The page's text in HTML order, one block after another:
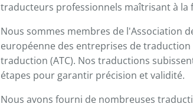
traducteurs professionnels maîtrisant à la
Nous sommes membres de l'Association
européenne des entreprises de traduction
traduction (ATC). Nos traductions
étapes pour garantir précision et validité.
Nous avons fourni de nombreuses